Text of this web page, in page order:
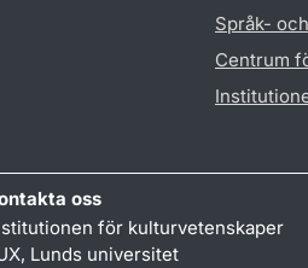
Språk-
Centrum
oss
för kulturvetenskaper
Lunds universitet